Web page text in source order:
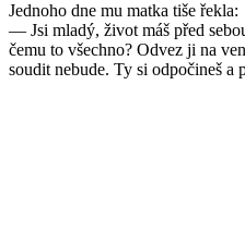
Jednoho dne mu matka tiše řekla:
— Jsi mladý, život máš před
čemu to všechno? Odvez ji na
soudit nebude. Ty si odpočineš a